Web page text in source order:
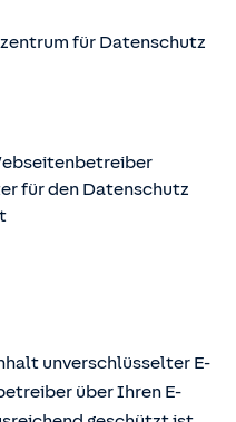
für Datenschutz
für den Datenschutz
unverschlüsselter E-
über Ihren E-